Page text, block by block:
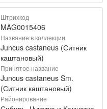
Штрихкод
MAG0015406
Название в коллекции
Juncus castaneus (Ситник
каштановый)
Принятое название
Juncus castaneus Sm.
(Ситник каштановый)
Районирование